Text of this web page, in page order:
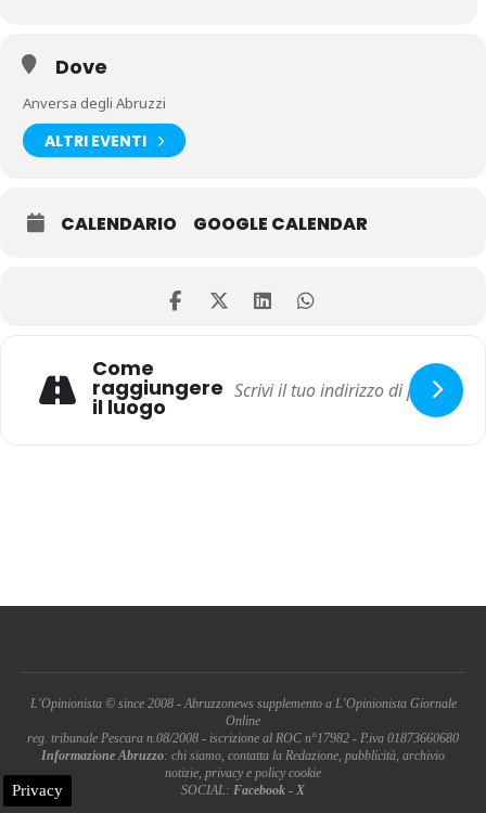
Dove
Anversa degli Abruzzi
ALTRI EVENTI
CALENDARIO GOOGLE CALENDAR
Come
raggiungere
il luogo
L'Opinionista © since 2008 - Abruzzonews supplemento a L'Opinionista Giornale
Online
reg. tribunale Pescara n.08/2008 - iscrizione al ROC n°17982 - P.iva 01873660680
Informazione Abruzzo: chi siamo, contatta la Redazione, pubblicità, archivio
notizie, privacy e policy cookie
SOCIAL: Facebook - X
Privacy